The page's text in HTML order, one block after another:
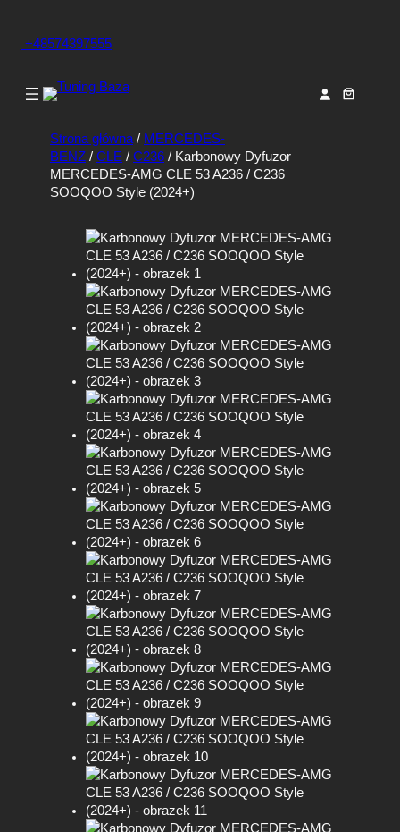
+48574397555
Strona główna / MERCEDES-
BENZ / CLE / C236 / Karbonowy Dyfuzor
MERCEDES-AMG CLE 53 A236 / C236
SOOQOO Style (2024+)